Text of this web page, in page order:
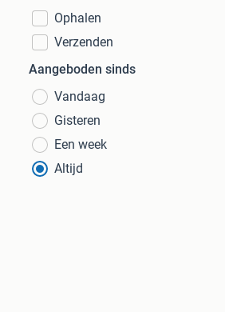
Ophalen
Verzenden
Aangeboden sinds
Vandaag
Gisteren
Een week
Altijd